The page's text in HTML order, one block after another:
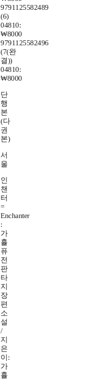
9791125582489
(6)
04810:
₩8000
9791125582496
(7(완
결))
04810:
₩8000
단
행
본
(다
권
본)
서
울
인
챈
터
=
Enchanter
:
가
휼
퓨
전
판
타
지
장
편
소
설
/
지
은
이:
가
휼